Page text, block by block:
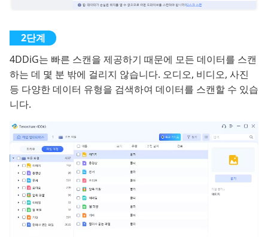
4DDiG는 빠른 스캔을 제공하기 때문에 모든 데이터를 스캔
하는 데 몇 분 밖에 걸리지 않습니다. 오디오, 비디오, 사진
등 다양한 데이터 유형을 검색하여 데이터를 스캔할 수 있습
니다.